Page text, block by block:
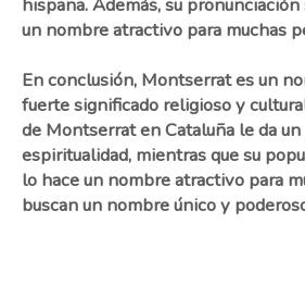
un nombre atractivo para muchas
En conclusión, Montserrat es un
fuerte significado religioso y
de Montserrat en Cataluña le da
espiritualidad, mientras que su
lo hace un nombre atractivo para
buscan un nombre único y